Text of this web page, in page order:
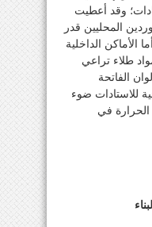
وقد أعطيت
المحليين قدر
الأماكن الداخلية
طلاء تراعي
الفاتحة
للاستادات ضوء
في